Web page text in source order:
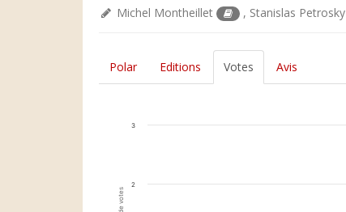
Michel Montheillet , Stanislas Petrosky
Polar Editions Votes Avis
2
3